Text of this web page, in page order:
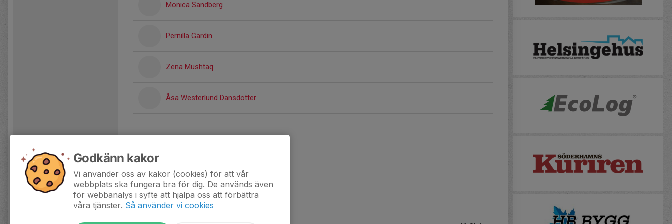
Monica Sandberg
Pernilla Gärdin
Zena Mushtaq
Åsa Westerlund Dansdotter
Godkänn kakor
Vi använder oss av kakor (cookies) för att vår
webbplats ska fungera bra för dig. De används även
för webbanalys i syfte att hjälpa oss att förbättra
våra tjänster. Så använder vi cookies